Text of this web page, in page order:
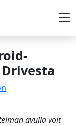
avulla voit